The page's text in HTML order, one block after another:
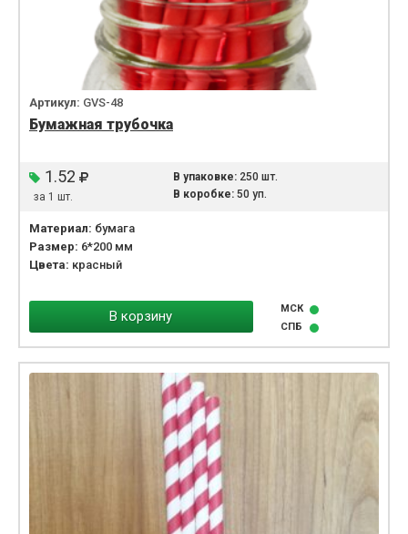
Артикул: GVS-48
Бумажная трубочка
1.52
за 1 шт.
В упаковке:250 шт.
В коробке:50 уп.
Материал: бумага
Размер: 6*200 мм
Цвета: красный
В корзину
МСК
СПБ